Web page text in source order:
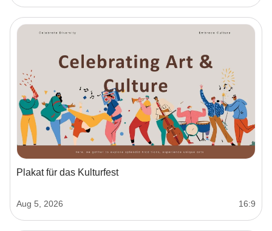
Plakat für das Kulturfest
Aug 5, 2026 16:9